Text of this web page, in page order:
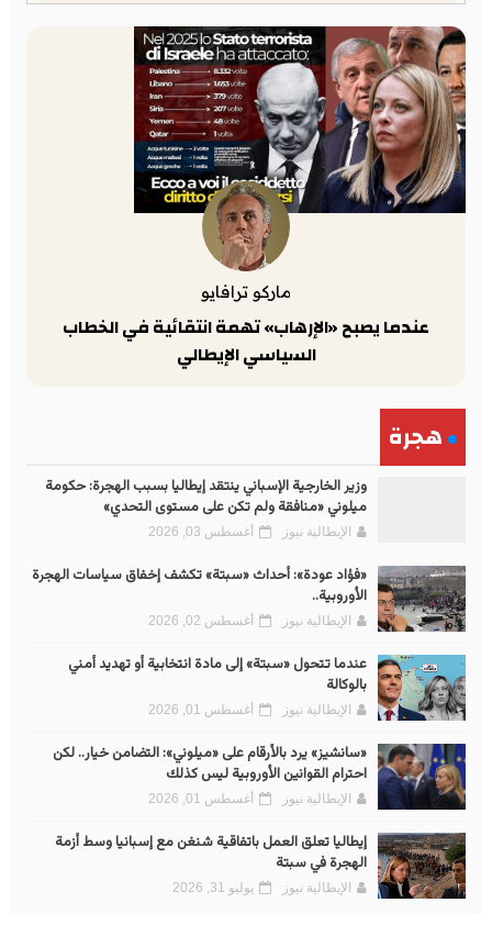
ماركو ترافايو
عندما يصبح «الإرهاب» تهمة انتقائية في الخطاب
السياسي الإيطالي
هجرة
وزير الخارجية الإسباني ينتقد إيطاليا بسبب الهجرة: حكومة
ميلوني «منافقة ولم تكن على مستوى التحدي»
الإيطالية نيوز أغسطس 03, 2026
«فؤاد عودة»: أحداث «سبتة» تكشف إخفاق سياسات الهجرة
الأوروبية..
الإيطالية نيوز أغسطس 02, 2026
عندما تتحول «سبتة» إلى مادة انتخابية أو تهديد أمني
بالوكالة
الإيطالية نيوز أغسطس 01, 2026
«سانشيز» يرد بالأرقام على «ميلوني»: التضامن خيار.. لكن
احترام القوانين الأوروبية ليس كذلك
الإيطالية نيوز أغسطس 01, 2026
إيطاليا تعلق العمل باتفاقية شنغن مع إسبانيا وسط أزمة
الهجرة في سبتة
الإيطالية نيوز يوليو 31, 2026